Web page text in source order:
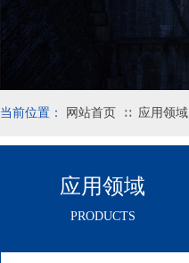
当前位置： 网站首页 ∷ 应用领域
PRODUCTS
应用领域